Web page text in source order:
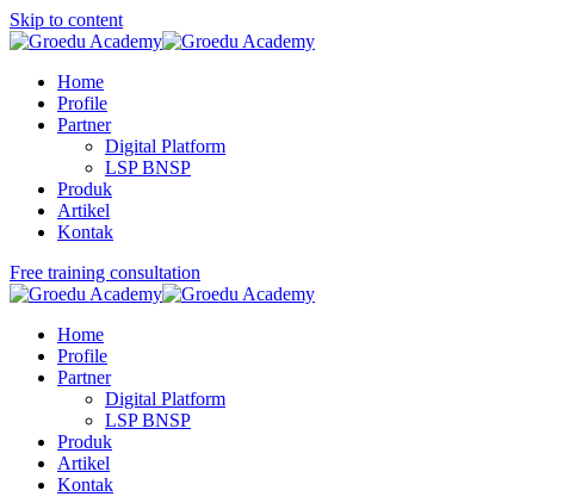
Skip to content
Home
Profile
Partner
Digital Platform
LSP BNSP
Produk
Artikel
Kontak
Free training consultation
Home
Profile
Partner
Digital Platform
LSP BNSP
Produk
Artikel
Kontak